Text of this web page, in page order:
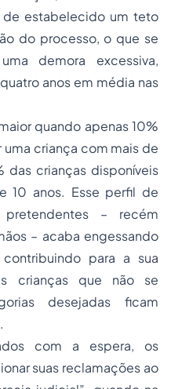
de estabelecido um teto
do processo, o que se
demora excessiva,
anos em média nas
quando apenas 10%
criança com mais de
crianças disponíveis
10 anos. Esse perfil de
– recém
– acaba engessando
para a sua
crianças que não se
desejadas ficam
com a espera, os
suas reclamações ao